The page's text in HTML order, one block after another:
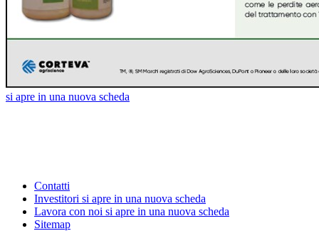
si apre in una nuova scheda
Contatti
Investitori si apre in una nuova scheda
Lavora con noi si apre in una nuova scheda
Sitemap